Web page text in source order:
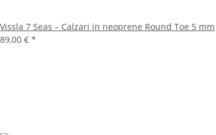
Vissla 7 Seas – Calzari in neoprene Round Toe 5 mm
89,00 € *